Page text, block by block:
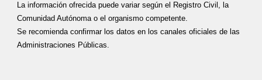
La información ofrecida puede variar según el Registro Civil, la
Comunidad Autónoma o el organismo competente.
Se recomienda confirmar los datos en los canales oficiales de las
Administraciones Públicas.